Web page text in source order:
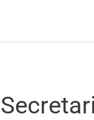
Secretaria
–